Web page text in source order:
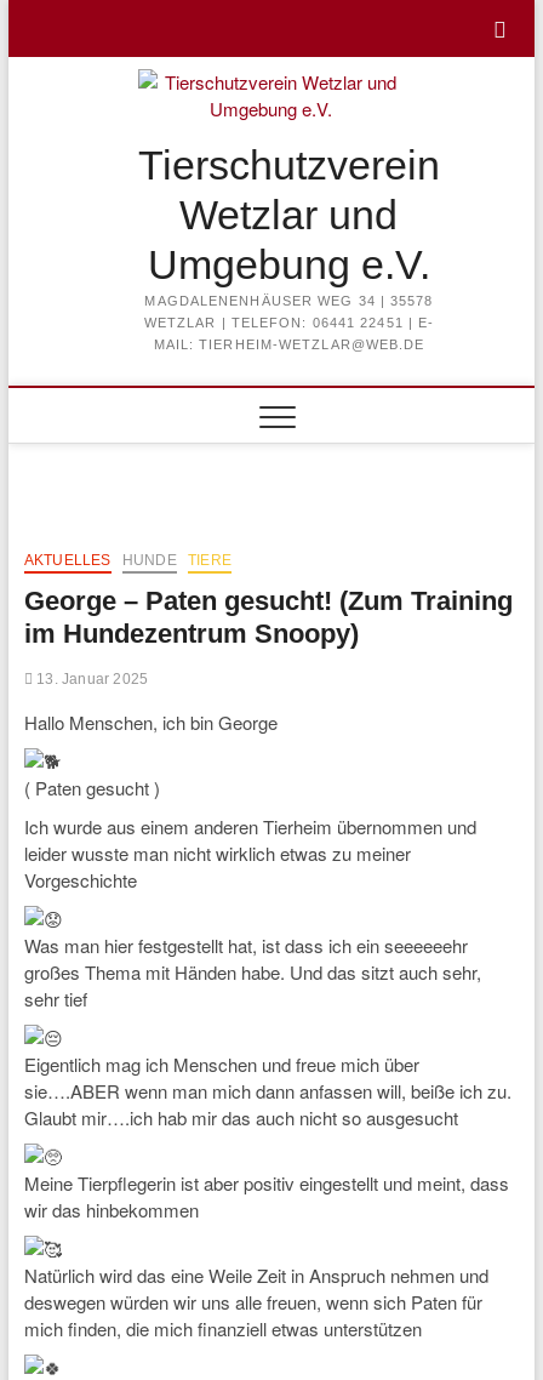
content
Tierschutzverein
Wetzlar und
Umgebung e.V.
MAGDALENENHÄUSER WEG 34 | 35578
WETZLAR | TELEFON: 06441 22451 | E-
MAIL: TIERHEIM-WETZLAR@WEB.DE
AKTUELLES HUNDE TIERE
George – Paten gesucht! (Zum Training
im Hundezentrum Snoopy)
13. Januar 2025
Hallo Menschen, ich bin George
( Paten gesucht )
Ich wurde aus einem anderen Tierheim übernommen und
leider wusste man nicht wirklich etwas zu meiner
Vorgeschichte
Was man hier festgestellt hat, ist dass ich ein seeeeeehr
großes Thema mit Händen habe. Und das sitzt auch sehr,
sehr tief
Eigentlich mag ich Menschen und freue mich über
sie….ABER wenn man mich dann anfassen will, beiße ich zu.
Glaubt mir….ich hab mir das auch nicht so ausgesucht
Meine Tierpflegerin ist aber positiv eingestellt und meint, dass
wir das hinbekommen
Natürlich wird das eine Weile Zeit in Anspruch nehmen und
deswegen würden wir uns alle freuen, wenn sich Paten für
mich finden, die mich finanziell etwas unterstützen